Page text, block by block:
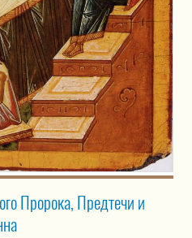
Пророка, Предтечи и